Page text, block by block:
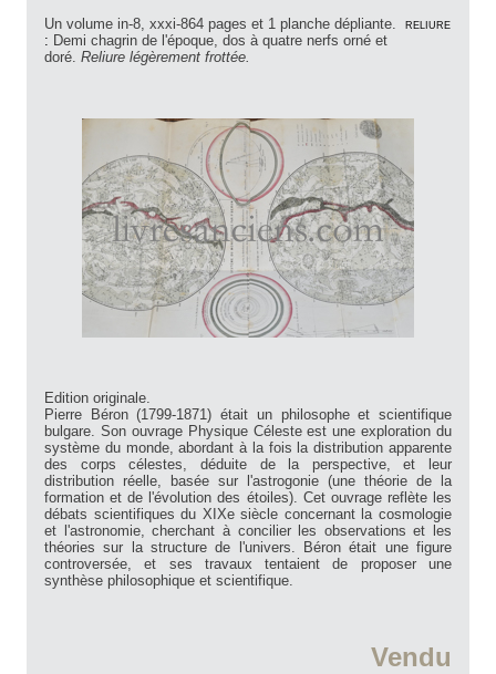
Un volume in-8, xxxi-864 pages et 1 planche dépliante. reliure
: Demi chagrin de l'époque, dos à quatre nerfs orné et
doré. Reliure légèrement frottée.
Edition originale.
Pierre Béron (1799-1871) était un philosophe et scientifique
bulgare. Son ouvrage Physique Céleste est une exploration du
système du monde, abordant à la fois la distribution apparente
des corps célestes, déduite de la perspective, et leur
distribution réelle, basée sur l'astrogonie (une théorie de la
formation et de l'évolution des étoiles). Cet ouvrage reflète les
débats scientifiques du XIXe siècle concernant la cosmologie
et l'astronomie, cherchant à concilier les observations et les
théories sur la structure de l'univers. Béron était une figure
controversée, et ses travaux tentaient de proposer une
synthèse philosophique et scientifique.
Vendu